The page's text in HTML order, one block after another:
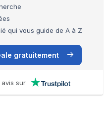
qui vous guide de A à Z
gratuitement
avis sur